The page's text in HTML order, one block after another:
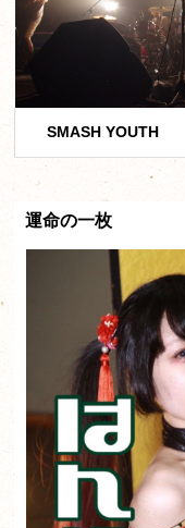
SMASH YOUTH
運命の一枚